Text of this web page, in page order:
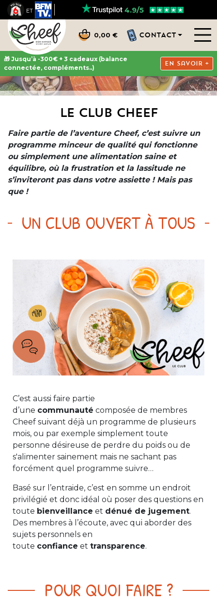
ET 4.9/5
0,00 € CONTACT
🎁 Jusqu’à -300€ + 3 cadeaux (balance
connectée, compléments..)
En savoir +
LE CLUB CHEEF
Faire partie de l’aventure Cheef, c’est suivre un
programme minceur de qualité qui fonctionne
ou simplement une alimentation saine et
équilibre, où la frustration et la lassitude ne
s’inviteront pas dans votre assiette ! Mais pas
que !
UN CLUB OUVERT À TOUS
C’est aussi faire partie
d’une communauté composée de membres
Cheef suivant déjà un programme de plusieurs
mois, ou par exemple simplement toute
personne désireuse de perdre du poids ou de
s'alimenter sainement mais ne sachant pas
forcément quel programme suivre…
Basé sur l’entraide, c’est en somme un endroit
privilégié et donc idéal où poser des questions en
toute bienveillance et dénué de jugement.
Des membres à l’écoute, avec qui aborder des
sujets personnels en
toute confiance et transparence.
POUR QUOI FAIRE ?